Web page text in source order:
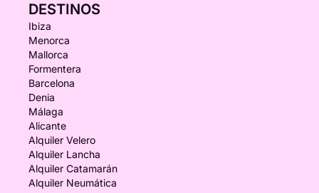
DESTINOS
Ibiza
Menorca
Mallorca
Formentera
Barcelona
Denia
Málaga
Alicante
Alquiler Velero
Alquiler Lancha
Alquiler Catamarán
Alquiler Neumática